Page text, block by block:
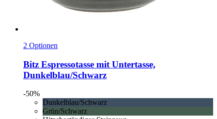
2 Optionen
Bitz Espressotasse mit Untertasse,
Dunkelblau/Schwarz
-50%
Dunkelblau/Schwarz
Grün/Schwarz